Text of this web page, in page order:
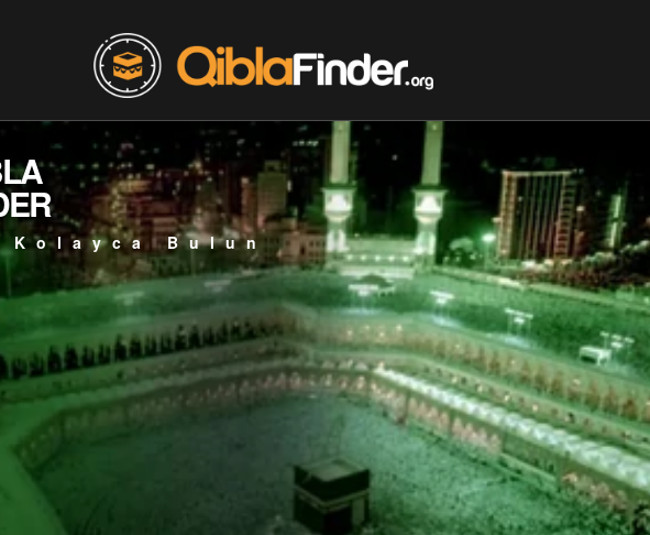
Kolayca Bulun